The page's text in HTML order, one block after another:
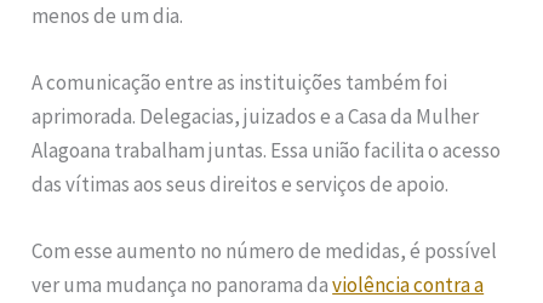
menos de um dia.
A comunicação entre as instituições também foi
aprimorada. Delegacias, juizados e a Casa da Mulher
Alagoana trabalham juntas. Essa união facilita o acesso
das vítimas aos seus direitos e serviços de apoio.
Com esse aumento no número de medidas, é possível
ver uma mudança no panorama daviolência contra a